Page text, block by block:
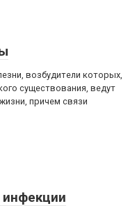
возбудители которых,
существования, ведут
причем связи